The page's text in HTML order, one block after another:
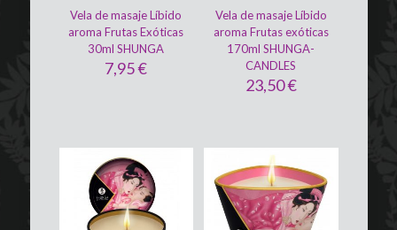
Vela de masaje Líbido
aroma Frutas Exóticas
30ml SHUNGA
7,95€
Vela de masaje Líbido
aroma Frutas exóticas
170ml SHUNGA-
CANDLES
23,50€